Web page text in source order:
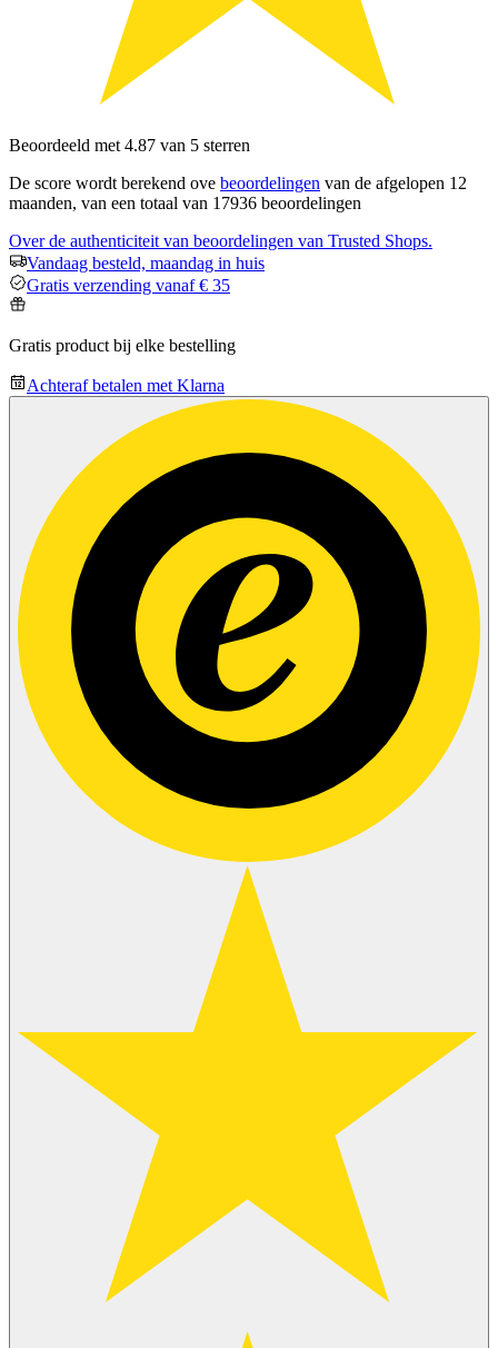
Beoordeeld met 4.87 van 5 sterren
De score wordt berekend ove beoordelingen van de afgelopen 12
maanden, van een totaal van 17936 beoordelingen
Over de authenticiteit van beoordelingen van Trusted Shops.
Vandaag besteld, maandag in huis
Gratis verzending vanaf € 35
Gratis product bij elke bestelling
Achteraf betalen met Klarna